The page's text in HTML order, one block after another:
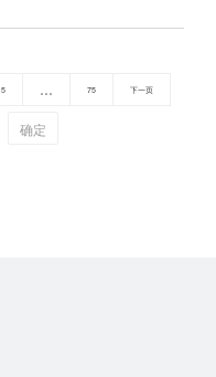
5 … 75 下一页
确定